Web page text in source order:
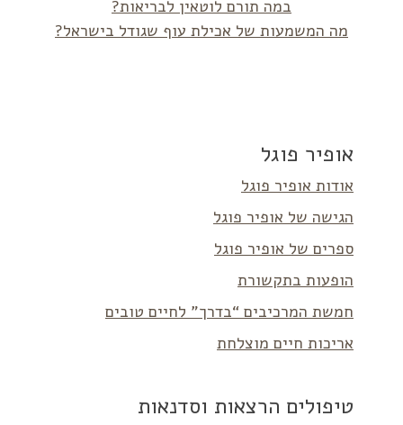
במה תורם לוטאין לבריאות?
מה המשמעות של אכילת עוף שגודל בישראל?
אופיר פוגל
אודות אופיר פוגל
הגישה של אופיר פוגל
ספרים של אופיר פוגל
הופעות בתקשורת
חמשת המרכיבים “בדרך” לחיים טובים
אריכות חיים מוצלחת
טיפולים הרצאות וסדנאות